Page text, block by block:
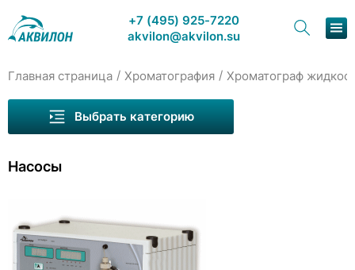
+7 (495) 925-7220
akvilon@akvilon.su
Главная страница / Хроматография / Хроматограф
Насосы
Выбрать категорию